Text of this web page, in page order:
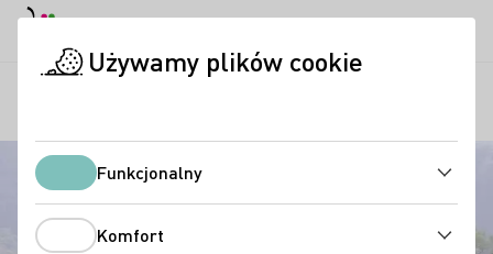
Używamy plików cookie
Funkcjonalny
Komfort